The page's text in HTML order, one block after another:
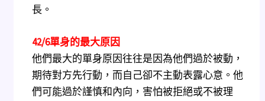
長。
42/6單身的最大原因
他們最大的單身原因往往是因為他們過於被動，
期待對方先行動，而自己卻不主動表露心意。他
們可能過於謹慎和內向，害怕被拒絕或不被理